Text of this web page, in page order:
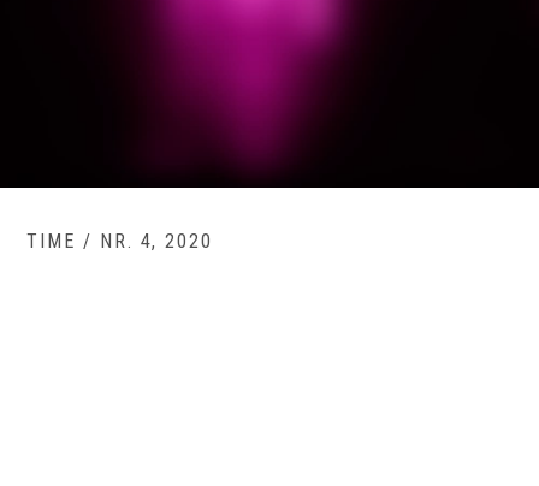
TIME / NR. 4, 2020